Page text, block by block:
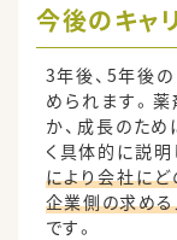
今後のキャ
3年後、5年後
められます。
か、成長のた
く具体的に説明
により会社に
企業側の求め
です。